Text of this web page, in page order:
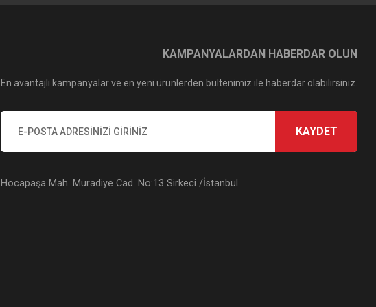
KAMPANYALARDAN HABERDAR OLUN
En avantajlı kampanyalar ve en yeni ürünlerden bültenimiz ile haberdar olabilirsiniz.
KAYDET
Hocapaşa Mah. Muradiye Cad. No:13 Sirkeci /İstanbul